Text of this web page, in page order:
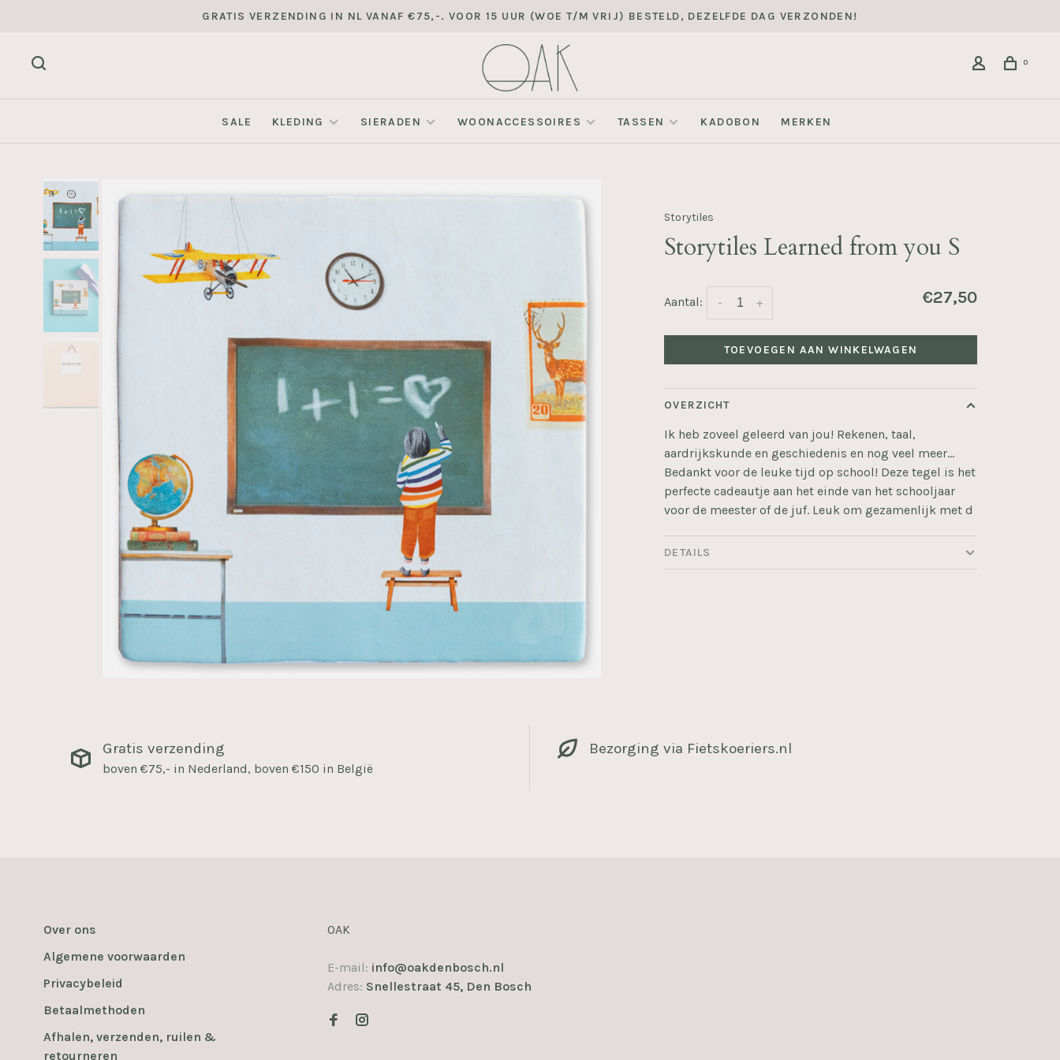
GRATIS VERZENDING IN NL VANAF €75,-. VOOR 15 UUR (WOE T/M VRIJ) BESTELD, DEZELFDE DAG VERZONDEN!
0
SALE KLEDING SIERADEN WOONACCESSOIRES TASSEN KADOBON MERKEN
Storytiles
Storytiles Learned from you S
Aantal: +
- €27,50
TOEVOEGEN AAN WINKELWAGEN
OVERZICHT
Ik heb zoveel geleerd van jou! Rekenen, taal,
aardrijkskunde en geschiedenis en nog veel meer…
Bedankt voor de leuke tijd op school! Deze tegel is het
perfecte cadeautje aan het einde van het schooljaar
voor de meester of de juf. Leuk om gezamenlijk met d
DETAILS
Gratis verzending
boven €75,- in Nederland, boven €150 in België
Bezorging via Fietskoeriers.nl
Over ons
Algemene voorwaarden
Privacybeleid
Betaalmethoden
Afhalen, verzenden, ruilen &
retourneren
OAK
E-mail: info@oakdenbosch.nl
Adres: Snellestraat 45, Den Bosch